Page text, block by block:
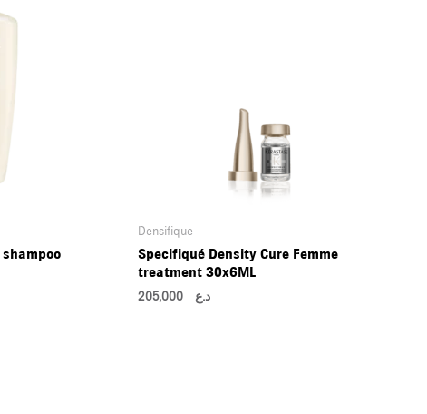
Densifique
Specifiqué Density Cure Femme
treatment 30x6ML
د.ع205,000